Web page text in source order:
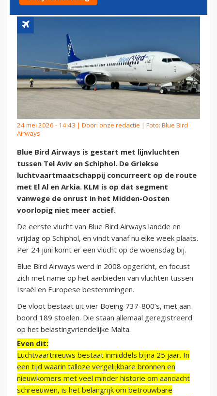
24 mei 2026 - 14:43 | Door: onze redactie | Foto: Blue Bird
Airways
Blue Bird Airways is gestart met lijnvluchten
tussen Tel Aviv en Schiphol. De Griekse
luchtvaartmaatschappij concurreert op de route
met El Al en Arkia. KLM is op dat segment
vanwege de onrust in het Midden-Oosten
voorlopig niet meer actief.
De eerste vlucht van Blue Bird Airways landde en
vrijdag op Schiphol, en vindt vanaf nu elke week plaats.
Per 24 juni komt er een vlucht op de woensdag bij.
Blue Bird Airways werd in 2008 opgericht, en focust
zich met name op het aanbieden van vluchten tussen
Israël en Europese bestemmingen.
De vloot bestaat uit vier Boeing 737-800’s, met aan
boord 189 stoelen. Die staan allemaal geregistreerd
op het belastingvriendelijke Malta.
Even dit:
Luchtvaartnieuws bestaat inmiddels bijna 25 jaar. In
een tijd waarin talloze vergelijkbare bronnen en
nieuwkomers met veel minder historie om aandacht
schreeuwen, is het belangrijk om betrouwbare